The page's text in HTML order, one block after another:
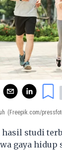
(Freepik.com/
hasil studi
gaya hidup